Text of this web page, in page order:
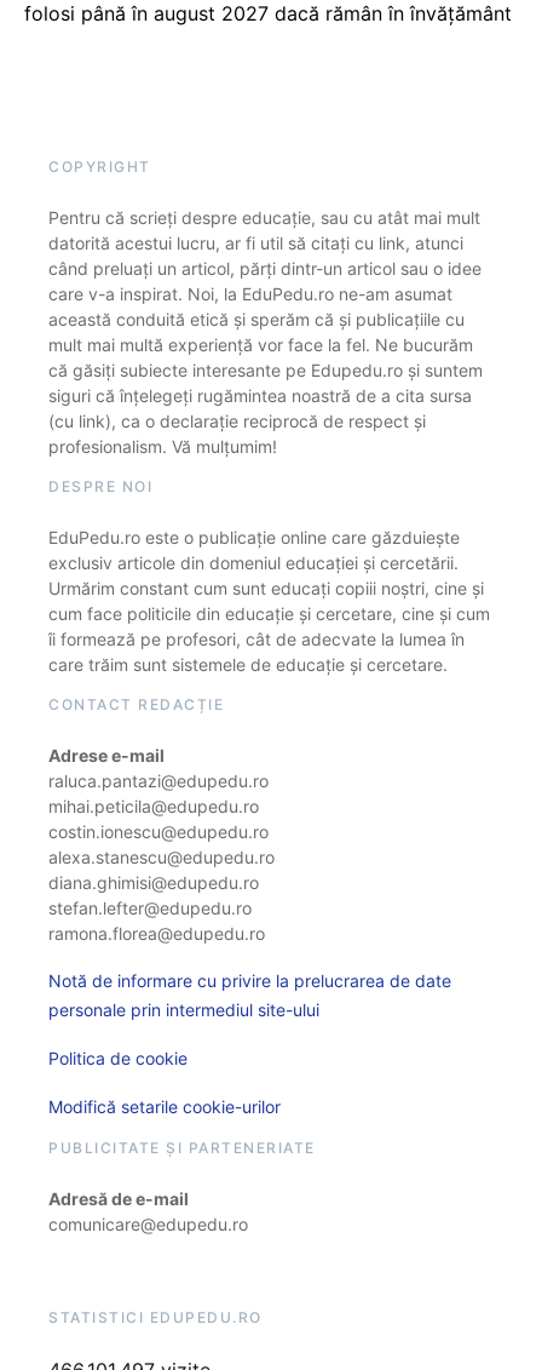
folosi până în august 2027 dacă rămân în învățământ
COPYRIGHT
Pentru că scrieți despre educație, sau cu atât mai mult
datorită acestui lucru, ar fi util să citați cu link, atunci
când preluați un articol, părți dintr-un articol sau o idee
care v-a inspirat. Noi, la EduPedu.ro ne-am asumat
această conduită etică și sperăm că și publicațiile cu
mult mai multă experiență vor face la fel. Ne bucurăm
că găsiți subiecte interesante pe Edupedu.ro și suntem
siguri că înțelegeți rugămintea noastră de a cita sursa
(cu link), ca o declarație reciprocă de respect și
profesionalism. Vă mulțumim!
DESPRE NOI
EduPedu.ro este o publicație online care găzduiește
exclusiv articole din domeniul educației și cercetării.
Urmărim constant cum sunt educați copiii noștri, cine și
cum face politicile din educație și cercetare, cine și cum
îi formează pe profesori, cât de adecvate la lumea în
care trăim sunt sistemele de educație și cercetare.
CONTACT REDACȚIE
Adrese e-mail
raluca.pantazi@edupedu.ro
mihai.peticila@edupedu.ro
costin.ionescu@edupedu.ro
alexa.stanescu@edupedu.ro
diana.ghimisi@edupedu.ro
stefan.lefter@edupedu.ro
ramona.florea@edupedu.ro
Notă de informare cu privire la prelucrarea de date
personale prin intermediul site-ului
Politica de cookie
Modifică setarile cookie-urilor
PUBLICITATE ȘI PARTENERIATE
Adresă de e-mail
comunicare@edupedu.ro
STATISTICI EDUPEDU.RO